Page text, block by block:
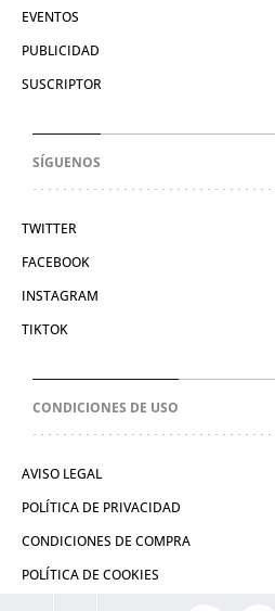
EVENTOS
PUBLICIDAD
SUSCRIPTOR
SÍGUENOS
TWITTER
FACEBOOK
INSTAGRAM
TIKTOK
CONDICIONES DE USO
AVISO LEGAL
POLÍTICA DE PRIVACIDAD
CONDICIONES DE COMPRA
POLÍTICA DE COOKIES